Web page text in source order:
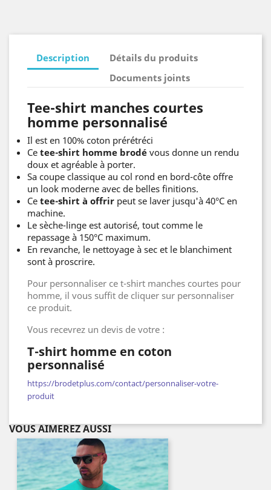
Description
Détails du produits
Documents joints
Tee-shirt manches courtes
homme personnalisé
Il est en 100% coton prérétréci
Ce tee-shirt homme brodé vous donne un rendu
doux et agréable à porter.
Sa coupe classique au col rond en bord-côte offre
un look moderne avec de belles finitions.
Ce tee-shirt à offrir peut se laver jusqu'à 40°C en
machine.
Le sèche-linge est autorisé, tout comme le
repassage à 150°C maximum.
En revanche, le nettoyage à sec et le blanchiment
sont à proscrire.
Pour personnaliser ce t-shirt manches courtes pour
homme, il vous suffit de cliquer sur personnaliser
ce produit.
Vous recevrez un devis de votre :
T-shirt homme en coton
personnalisé
https://brodetplus.com/contact/personnaliser-votre-
produit
VOUS AIMEREZ AUSSI